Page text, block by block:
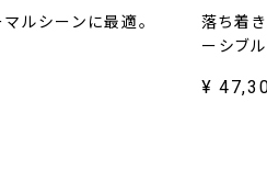
ルシーンに最適。
落ち着
ーシブ
¥